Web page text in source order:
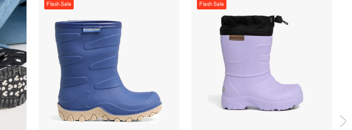
Flash Sale Flash Sale